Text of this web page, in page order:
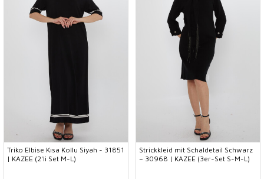
Triko Elbise Kısa Kollu Siyah - 31851
| KAZEE (2'li Set M-L)
Strickkleid mit Schaldetail Schwarz
– 30968 | KAZEE (3er-Set S-M-L)